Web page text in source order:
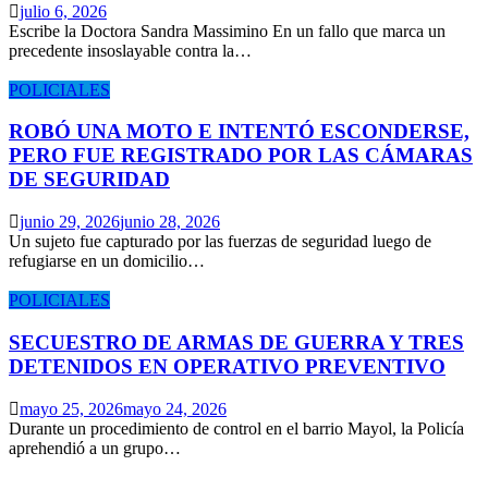
julio 6, 2026
Escribe la Doctora Sandra Massimino En un fallo que marca un
precedente insoslayable contra la…
POLICIALES
ROBÓ UNA MOTO E INTENTÓ ESCONDERSE,
PERO FUE REGISTRADO POR LAS CÁMARAS
DE SEGURIDAD
junio 29, 2026junio 28, 2026
Un sujeto fue capturado por las fuerzas de seguridad luego de
refugiarse en un domicilio…
POLICIALES
SECUESTRO DE ARMAS DE GUERRA Y TRES
DETENIDOS EN OPERATIVO PREVENTIVO
mayo 25, 2026mayo 24, 2026
Durante un procedimiento de control en el barrio Mayol, la Policía
aprehendió a un grupo…